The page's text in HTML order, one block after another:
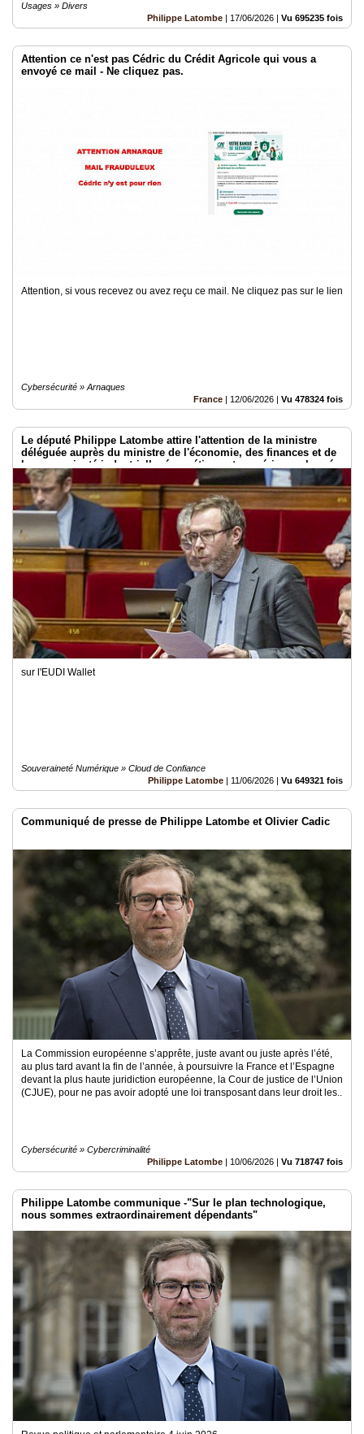
Usages » Divers
Philippe Latombe | 17/06/2026 | Vu 695235 fois
Attention ce n'est pas Cédric du Crédit Agricole qui vous a
envoyé ce mail - Ne cliquez pas.
Attention, si vous recevez ou avez reçu ce mail. Ne cliquez pas sur le lien
Cybersécurité » Arnaques
France | 12/06/2026 | Vu 478324 fois
Le député Philippe Latombe attire l'attention de la ministre
déléguée auprès du ministre de l'économie, des finances et de
la souveraineté industrielle, énergétique et numérique, chargée
de l'intelligence artificielle et du numérique
sur l'EUDI Wallet
Souveraineté Numérique » Cloud de Confiance
Philippe Latombe | 11/06/2026 | Vu 649321 fois
Communiqué de presse de Philippe Latombe et Olivier Cadic
La Commission européenne s’apprête, juste avant ou juste après l’été,
au plus tard avant la fin de l’année, à poursuivre la France et l’Espagne
devant la plus haute juridiction européenne, la Cour de justice de l’Union
(CJUE), pour ne pas avoir adopté une loi transposant dans leur droit les..
Cybersécurité » Cybercriminalité
Philippe Latombe | 10/06/2026 | Vu 718747 fois
Philippe Latombe communique -"Sur le plan technologique,
nous sommes extraordinairement dépendants"